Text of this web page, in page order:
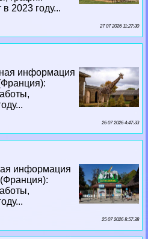
2023 году...
27 07 2026 11:27:30
информация
26 07 2026 4:47:33
информация
25 07 2026 8:57:38